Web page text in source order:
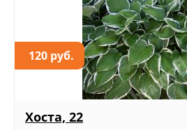
120 руб.
Хоста, 22